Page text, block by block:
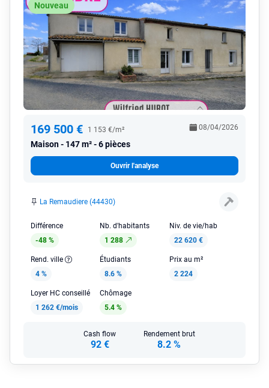
Nouveau
169 500 € 1 153 €/m²
Maison 147 m² - 6 pièces
08/04/2026
Ouvrir l'analyse
La Remaudiere (44430)
Différence
-48 %
Nb. d'habitants
1 288
Niv. de vie/hab
22 620 €
Rend. ville
4 %
Étudiants
8.6 %
Prix au m²
2 224
Loyer HC conseillé
1 262 €/mois
Chômage
5.4 %
Cash flow
92 €
Rendement brut
8.2 %